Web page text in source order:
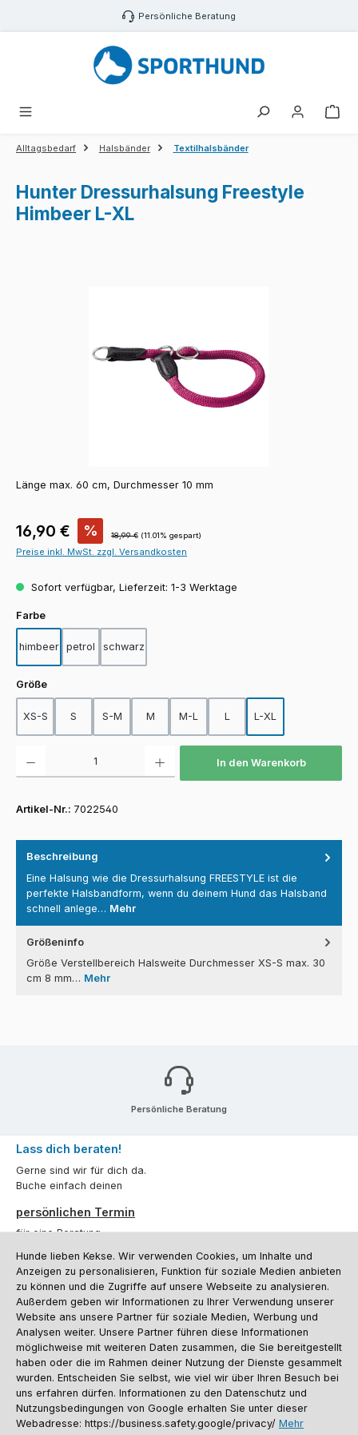
Zum Hauptinhalt springen Persönliche Beratung
Alltagsbedarf Halsbänder Textilhalsbänder
Hunter Dressurhalsung Freestyle
Himbeer L-XL
Länge max. 60 cm, Durchmesser 10 mm
Verkaufspreis:
16,90 € % Regulärer Preis:
18,99 € (11.01% gespart)
Preise inkl. MwSt. zzgl. Versandkosten
Sofort verfügbar, Lieferzeit: 1-3 Werktage
Farbeauswählen
himbeer petrol schwarz
Größeauswählen
XS-S S S-M M M-L L L-XL
In den Warenkorb
Artikel-Nr.: 7022540
Beschreibung
Eine Halsung wie die Dressurhalsung FREESTYLE ist die
perfekte Halsbandform, wenn du deinem Hund das Halsband
schnell anlege… Mehr
Größeninfo
Größe Verstellbereich Halsweite Durchmesser XS-S max. 30
cm 8 mm… Mehr
Persönliche Beratung
Lass dich beraten!
Gerne sind wir für dich da.
Buche einfach deinen
persönlichen Termin
für eine Beratung.
Oder über unserKontaktformular.
Vertrag widerrufen
Kundenservice
Informationen
Social Media und Kontakt
Hunde lieben Kekse. Wir verwenden Cookies, um Inhalte und
Anzeigen zu personalisieren, Funktion für soziale Medien anbieten
zu können und die Zugriffe auf unsere Webseite zu analysieren.
Außerdem geben wir Informationen zu Ihrer Verwendung unserer
Website ans unsere Partner für soziale Medien, Werbung und
Analysen weiter. Unsere Partner führen diese Informationen
möglichweise mit weiteren Daten zusammen, die Sie bereitgestellt
haben oder die im Rahmen deiner Nutzung der Dienste gesammelt
wurden. Entscheiden Sie selbst, wie viel wir über Ihren Besuch bei
uns erfahren dürfen. Informationen zu den Datenschutz und
Nutzungsbedingungen von Google erhalten Sie unter dieser
Webadresse: https://business.safety.google/privacy/ Mehr